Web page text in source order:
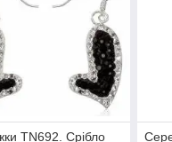
TN692. Срібло